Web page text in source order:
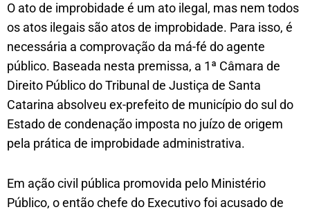
O ato de improbidade é um ato ilegal, mas nem todos
os atos ilegais são atos de improbidade. Para isso, é
necessária a comprovação da má-fé do agente
público. Baseada nesta premissa, a 1ª Câmara de
Direito Público do Tribunal de Justiça de Santa
Catarina absolveu ex-prefeito de município do sul do
Estado de condenação imposta no juízo de origem
pela prática de improbidade administrativa.
Em ação civil pública promovida pelo Ministério
Público, o então chefe do Executivo foi acusado de